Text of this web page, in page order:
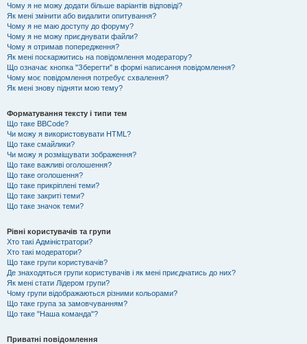
Чому я не можу додати більше варіантів відповіді?
Як мені змінити або видалити опитування?
Чому я не маю доступу до форуму?
Чому я не можу приєднувати файли?
Чому я отримав попередження?
Як мені поскаржитись на повідомлення модератору?
Що означає кнопка "Зберегти" в формі написання повідомлення?
Чому моє повідомлення потребує схвалення?
Як мені знову підняти мою тему?
Форматування тексту і типи тем
Що таке BBCode?
Чи можу я використовувати HTML?
Що таке смайлики?
Чи можу я розміщувати зображення?
Що таке важливі оголошення?
Що таке оголошення?
Що таке прикріплені теми?
Що таке закриті теми?
Що таке значок теми?
Рівні користувачів та групи
Хто такі Адміністратори?
Хто такі модератори?
Що таке групи користувачів?
Де знаходяться групи користувачів і як мені приєднатись до них?
Як мені стати Лідером групи?
Чому групи відображаються різними кольорами?
Що таке група за замовчуванням?
Що таке "Наша команда"?
Приватні повідомлення